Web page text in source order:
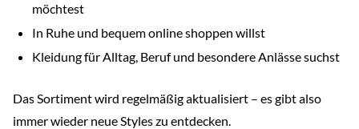
möchtest
In Ruhe und bequem online shoppen willst
Kleidung für Alltag, Beruf und besondere Anlässe suchst
Das Sortiment wird regelmäßig aktualisiert – es gibt also
immer wieder neue Styles zu entdecken.